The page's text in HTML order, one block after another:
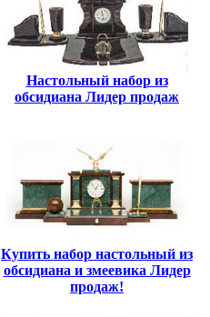
Настольный набор из
обсидиана Лидер продаж
Купить набор настольный из
обсидиана и змеевика Лидер
продаж!